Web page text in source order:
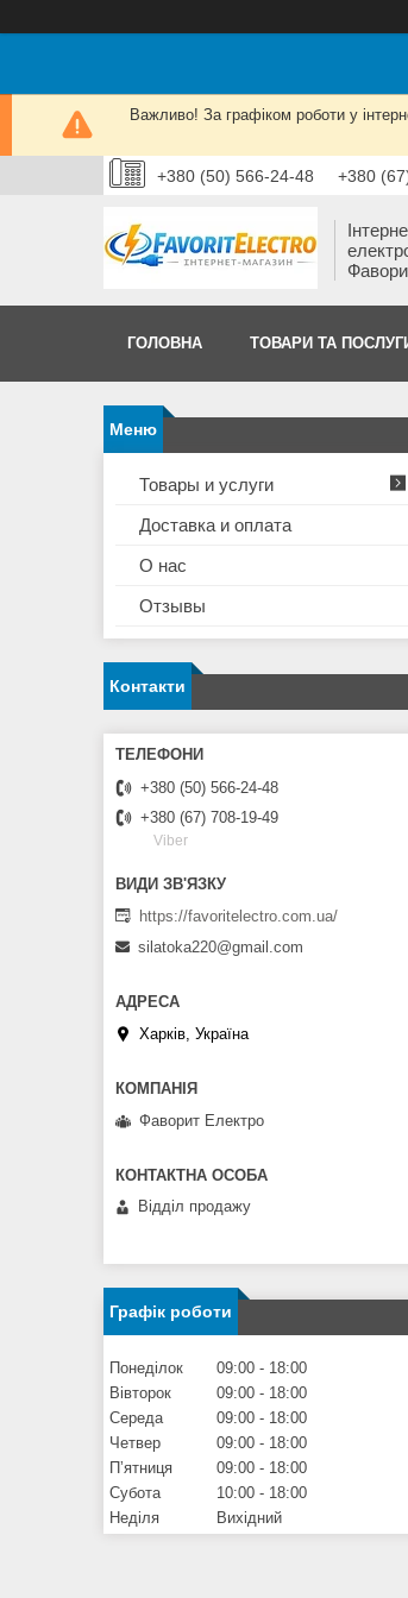
Важливо! За графіком роботи у
+380 (50) 566-24-48 +380
ГОЛОВНА ТОВАРИ ТА
Товары и услуги
Доставка и оплата
О нас
Отзывы
Контакти
+380 (50) 566-24-48
+380 (67) 708-19-49
Viber
https://favoritelectro.com.ua/
silatoka220@gmail.com
Харків, Україна
Фаворит Електро
Відділ продажу
Графік роботи
Понеділок 09:00
18:00
Вівторок
09:00
18:00
Середа
09:00
18:00
Четвер
09:00
18:00
Пʼятниця
09:00
18:00
Субота
10:00
18:00
Неділя
Вихідний